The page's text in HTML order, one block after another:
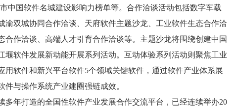
中国软件名城建设影响力榜单等。合作洽谈活动包括数字车载
渝双城协同合作洽谈、天府软件主题沙龙、工业软件生态合作洽
作洽谈、高端人才引育合作洽谈等。主题沙龙将围绕创建中国
堰软件发展新动能开展系列活动。互动体验系列活动则聚焦工业
用软件和新兴平台软件5个领域关键软件，通过软件产业体系展
与操作系统产业建圈强链成效。
多年打造的全国性软件产业发展合作交流平台，已经连续举办20